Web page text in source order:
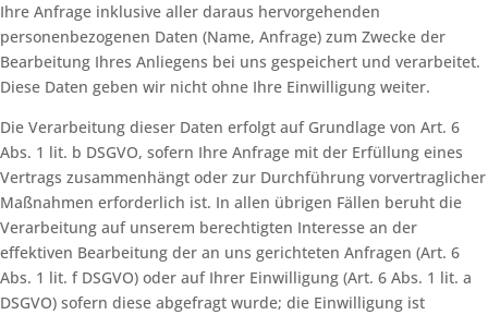
Ihre Anfrage inklusive aller daraus hervorgehenden
personenbezogenen Daten (Name, Anfrage) zum Zwecke der
Bearbeitung Ihres Anliegens bei uns gespeichert und verarbeitet.
Diese Daten geben wir nicht ohne Ihre Einwilligung weiter.
Die Verarbeitung dieser Daten erfolgt auf Grundlage von Art. 6
Abs. 1 lit. b DSGVO, sofern Ihre Anfrage mit der Erfüllung eines
Vertrags zusammenhängt oder zur Durchführung vorvertraglicher
Maßnahmen erforderlich ist. In allen übrigen Fällen beruht die
Verarbeitung auf unserem berechtigten Interesse an der
effektiven Bearbeitung der an uns gerichteten Anfragen (Art. 6
Abs. 1 lit. f DSGVO) oder auf Ihrer Einwilligung (Art. 6 Abs. 1 lit. a
DSGVO) sofern diese abgefragt wurde; die Einwilligung ist